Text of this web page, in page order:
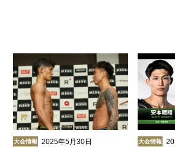
大会情報 2025年5月30日 大会情報